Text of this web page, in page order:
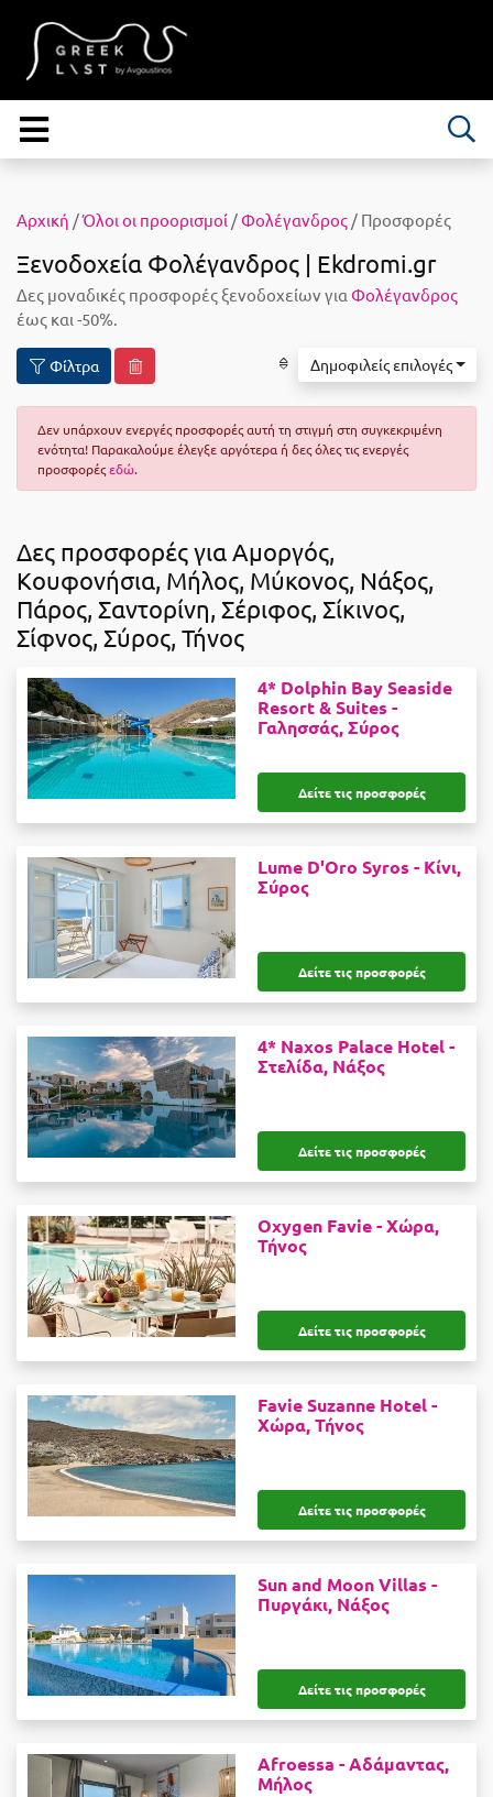
Αρχική /Όλοι οι προορισμοί /Φολέγανδρος / Προσφορές
Ξενοδοχεία Φολέγανδρος | Ekdromi.gr
Δες μοναδικές προσφορές ξενοδοχείων για Φολέγανδρος
έως και -50%.
Φίλτρα Δημοφιλείς επιλογές
Δεν υπάρχουν ενεργές προσφορές αυτή τη στιγμή στη συγκεκριμένη
ενότητα! Παρακαλούμε έλεγξε αργότερα ή δες όλες τις ενεργές
προσφορέςεδώ.
Δες προσφορές για Αμοργός,
Κουφονήσια, Μήλος, Μύκονος, Νάξος,
Πάρος, Σαντορίνη, Σέριφος, Σίκινος,
Σίφνος, Σύρος, Τήνος
4* Dolphin Bay Seaside
Resort & Suites -
Γαλησσάς, Σύρος
Δείτε τις προσφορές
Lume D'Oro Syros - Κίνι,
Σύρος
Δείτε τις προσφορές
4* Naxos Palace Hotel -
Στελίδα, Νάξος
Δείτε τις προσφορές
Oxygen Favie -Χώρα,
Τήνος
Δείτε τις προσφορές
Favie Suzanne Hotel -
Χώρα, Τήνος
Δείτε τις προσφορές
Sun and Moon Villas -
Πυργάκι, Νάξος
Δείτε τις προσφορές
Afroessa -Αδάμαντας,
Μήλος